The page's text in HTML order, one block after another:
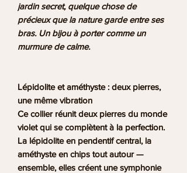
jardin secret, quelque chose de
précieux que la nature garde entre ses
bras. Un bijou à porter comme un
murmure de calme.
Lépidolite et améthyste : deux pierres,
une même vibration
Ce collier réunit deux pierres du monde
violet qui se complètent à la perfection.
La lépidoliteen pendentif central, la
améthysteen chips tout autour —
ensemble, elles créent une symphonie